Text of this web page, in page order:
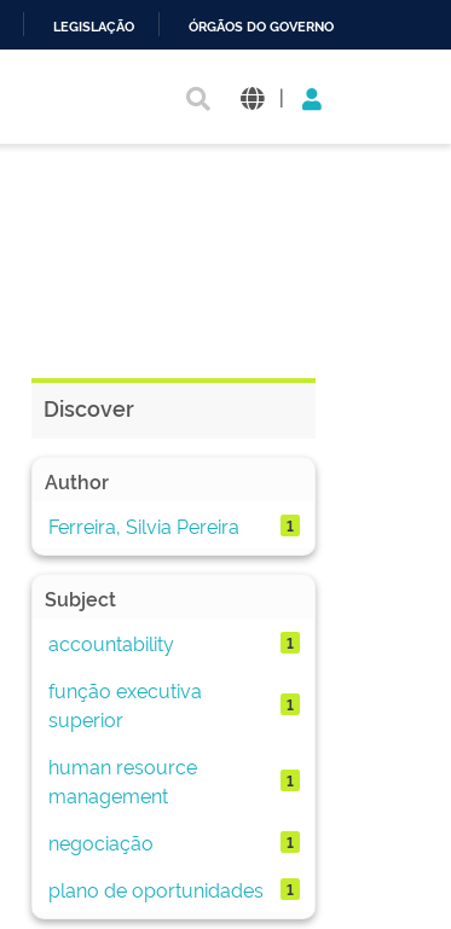
LEGISLAÇÃO ÓRGÃOS DO GOVERNO
|
Discover
Author
Ferreira, Silvia Pereira
1
Subject
accountability
1
função executiva
superior
1
human resource
management
1
negociação 1
plano de oportunidades 1